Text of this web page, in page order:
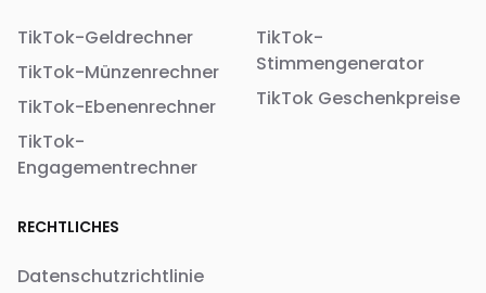
TikTok-Geldrechner
TikTok-Münzenrechner
TikTok-Ebenenrechner
TikTok-
Engagementrechner
TikTok-
Stimmengenerator
TikTok Geschenkpreise
RECHTLICHES
Datenschutzrichtlinie